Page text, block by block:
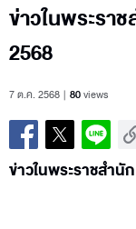
ข่าวในพระรา
2568
7 ต.ค. 2568 80views
ข่าวในพระราชสำนั